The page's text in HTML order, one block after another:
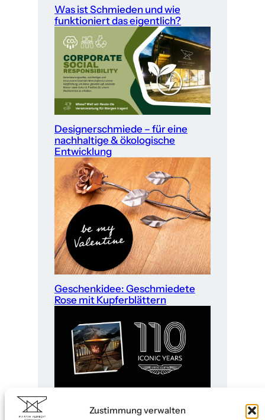
Zustimmung verwalten
Was ist Schmieden und wie
funktioniert das eigentlich?
Designerschmiede – für eine
nachhaltige & ökologische
Entwicklung
Geschenkidee: Geschmiedete
Rose mit Kupferblättern
Martin Albrecht x Aston Martin